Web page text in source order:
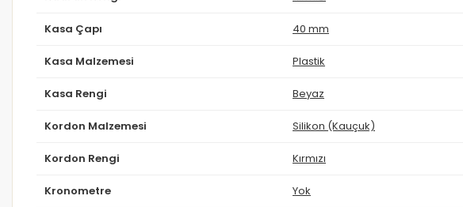
Kasa Çapı 40 mm
Kasa Malzemesi Plastik
Kasa Rengi Beyaz
Kordon Malzemesi Silikon (Kauçuk)
Kordon Rengi Kırmızı
Kronometre Yok